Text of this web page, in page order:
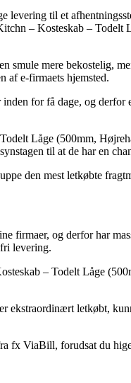
til et
– Kosteskab –
smule mere bekostelig,
af e-firmaets hjemsted.
for få dage, og
Låge (500mm,
til at de har en
den mest letkøbte
firmaer, og derfor har
levering.
– Todelt Låge
letkøbt,
fx ViaBill, forudsat du